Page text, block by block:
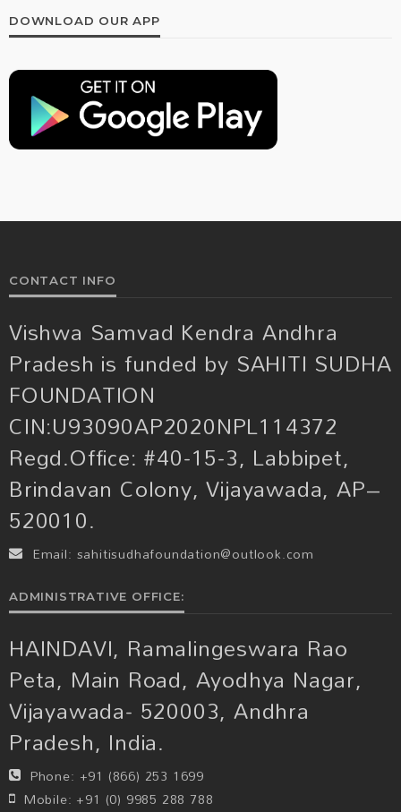
DOWNLOAD OUR APP
CONTACT INFO
Vishwa Samvad Kendra Andhra
Pradesh is funded by SAHITI SUDHA
FOUNDATION
CIN:U93090AP2020NPL114372
Regd.Office: #40-15-3, Labbipet,
Brindavan Colony, Vijayawada, AP–
520010.
Email: sahitisudhafoundation@outlook.com
ADMINISTRATIVE OFFICE:
HAINDAVI, Ramalingeswara Rao
Peta, Main Road, Ayodhya Nagar,
Vijayawada- 520003, Andhra
Pradesh, India.
Phone: +91 (866) 253 1699
Mobile: +91 (0) 9985 288 788